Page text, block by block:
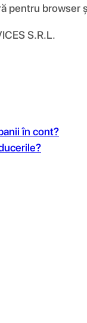
pentru browser
S.R.L.
în cont?